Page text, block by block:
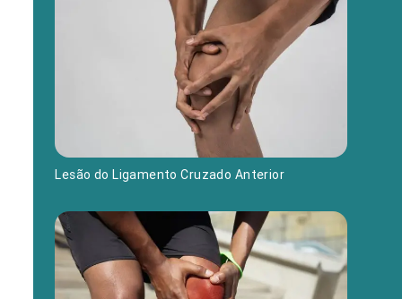
Lesão do Ligamento Cruzado Anterior